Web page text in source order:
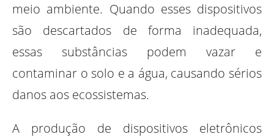
meio ambiente. Quando esses dispositivos
são descartados de forma inadequada,
essas substâncias podem vazar e
contaminar o solo e a água, causando sérios
danos aos ecossistemas.
A produção de dispositivos eletrônicos